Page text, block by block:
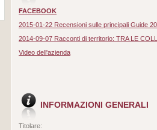
FACEBOOK
2015-01-22 Recensioni sulle principali Guide
2014-09-07 Racconti di territorio: TRA LE
Video dell'azienda
INFORMAZIONI GENERALI
Titolare: